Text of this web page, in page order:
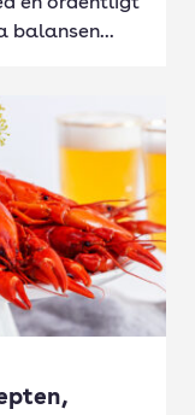
balansen...